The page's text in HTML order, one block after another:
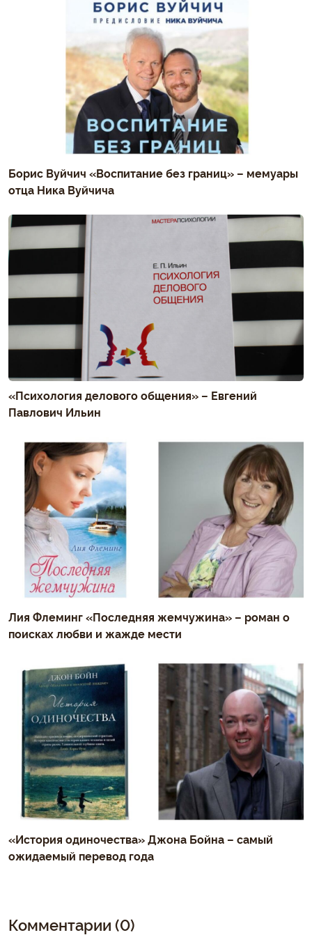
Борис Вуйчич «Воспитание без границ» – мемуары
отца Ника Вуйчича
«Психология делового общения» – Евгений
Павлович Ильин
Лия Флеминг «Последняя жемчужина» – роман о
поисках любви и жажде мести
«История одиночества» Джона Бойна – самый
ожидаемый перевод года
Комментарии (0)